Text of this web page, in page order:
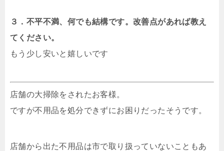
３．不平不満、何でも結構です。改善点があれば教え
てください。
もう少し安いと嬉しいです
店舗の大掃除をされたお客様。
ですが不用品を処分できずにお困りだったそうです。
店舗から出た不用品は市で取り扱っていないこともあ